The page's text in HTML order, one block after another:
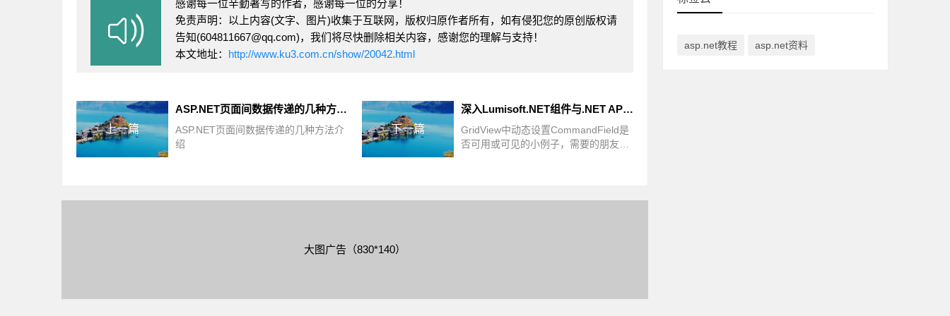
感谢每一位辛勤著写的作者，感谢每一位的分享！
免责声明：以上内容(文字、图片)收集于互联网，版权归原作者所有，如有侵犯您的原创版权请
告知(604811667@qq.com)，我们将尽快删除相关内容，感谢您的理解与支持！
本文地址： http://www.ku3.com.cn/show/20042.html
上一篇
ASP.NET页面间数据传递的几种方法介绍
ASP.NET页面间数据传递的几种方法介
绍
下一篇
深入Lumisoft.NET组件与.NET API实现邮件发送功能的对比分析
GridView中动态设置CommandField是
否可用或可见的小例子，需要的朋友可
大图广告（830*140）
asp.net教程 asp.net资料